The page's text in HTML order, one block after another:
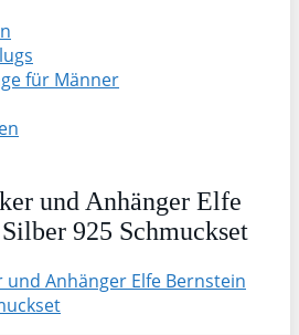
für Männer
und Anhänger Elfe
925 Schmuckset